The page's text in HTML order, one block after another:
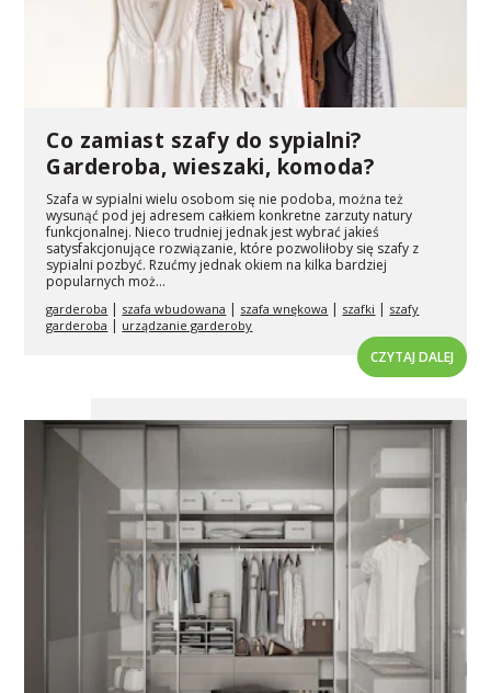
Co zamiast szafy do sypialni?
Garderoba, wieszaki, komoda?
Szafa w sypialni wielu osobom się nie podoba, można też
wysunąć pod jej adresem całkiem konkretne zarzuty natury
funkcjonalnej. Nieco trudniej jednak jest wybrać jakieś
satysfakcjonujące rozwiązanie, które pozwoliłoby się szafy z
sypialni pozbyć. Rzućmy jednak okiem na kilka bardziej
popularnych moż...
garderoba | szafa wbudowana | szafa wnękowa | szafki | szafy
garderoba | urządzanie garderoby
CZYTAJ DALEJ